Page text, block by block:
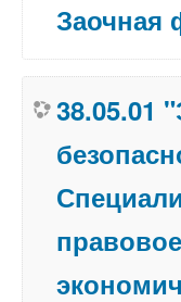
Заочная
38.05.01